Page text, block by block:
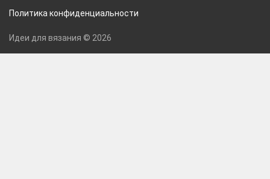
Политика конфиденциальности
Идеи для вязания © 2026